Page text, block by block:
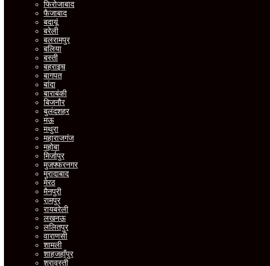
फिरोजाबाद
फैजाबाद
बदायूं
बरेली
बलरामपुर
बलिया
बस्ती
बहराइच
बागपत
बांदा
बाराबंकी
बिजनौर
बुलंदशहर
मऊ
मथुरा
महाराजगंज
महोबा
मिर्जापुर
मुजफ्फरनगर
मुरादाबाद
मेरठ
मैनपुरी
रामपुर
रायबरेली
लखनऊ
ललितपुर
वाराणसी
शामली
शाहजहाँपुर
श्रावस्ती